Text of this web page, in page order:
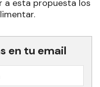
a esta propuesta los
en tu email